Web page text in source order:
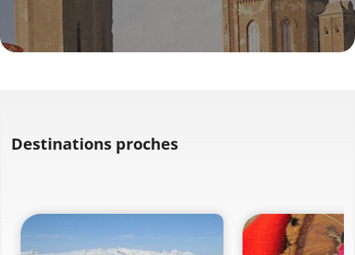
Destinations proches